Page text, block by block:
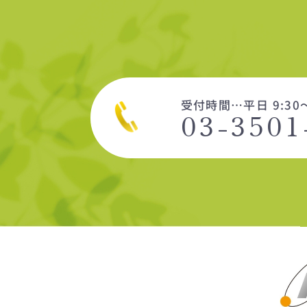
受付時間…平日 9:30
03-